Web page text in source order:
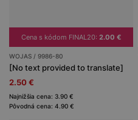
Cena s kódom FINAL20: 2.00 €
WOJAS / 9986-80
[No text provided to translate]
2.50 €
Najnižšia cena: 3.90 €
Pôvodná cena: 4.90 €